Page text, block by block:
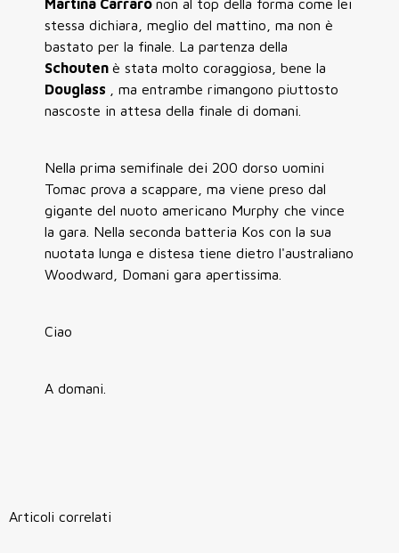
stessa dichiara, meglio del mattino, ma non è
bastato per la finale. La partenza della
Schouten è stata molto coraggiosa, bene la
Douglass
, ma entrambe rimangono piuttosto
nascoste in attesa della finale di domani.
Nella prima semifinale dei 200 dorso uomini
Tomac prova a scappare, ma viene preso dal
gigante del nuoto americano Murphy che vince
la gara. Nella seconda batteria Kos con la sua
nuotata lunga e distesa tiene dietro l'australiano
Woodward, Domani gara apertissima.
Ciao
A domani.
Articoli correlati